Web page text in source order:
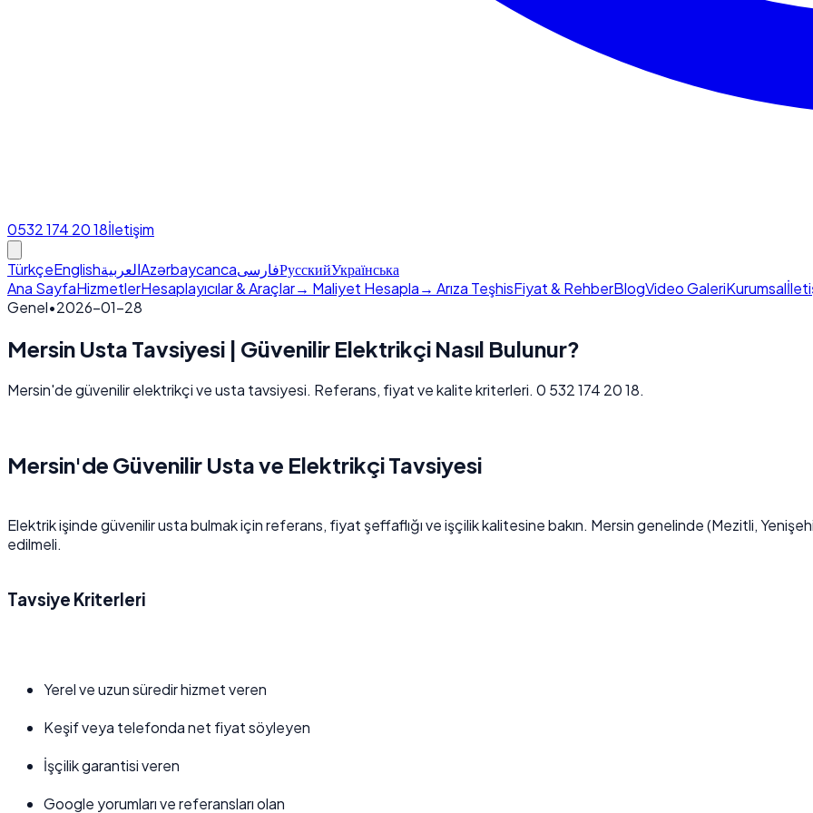
0532 174 20 18İletişim
TürkçeEnglishالعربيةAzərbaycancaفارسیРусскийУкраїнська
Ana SayfaHizmetlerHesaplayıcılar & Araçlar→ Maliyet Hesapla→ Arıza TeşhisFiyat & RehberBlogVideo GaleriKurumsal
Genel•2026-01-28
Mersin Usta Tavsiyesi | Güvenilir Elektrikçi Nasıl Bulunur?
Mersin'de güvenilir elektrikçi ve usta tavsiyesi. Referans, fiyat ve kalite kriterleri. 0 532 174 20 18.
Mersin'de Güvenilir Usta ve Elektrikçi Tavsiyesi
Elektrik işinde güvenilir usta bulmak için referans, fiyat şeffaflığı ve işçilik kalitesine bakın. Mersin genelinde (Mezitli,
edilmeli.
Tavsiye Kriterleri
Yerel ve uzun süredir hizmet veren
Keşif veya telefonda net fiyat söyleyen
İşçilik garantisi veren
Google yorumları ve referansları olan